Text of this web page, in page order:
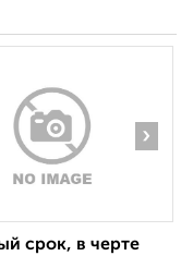
›
срок, в черте